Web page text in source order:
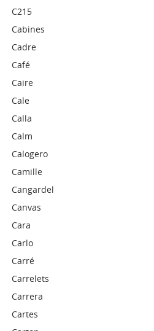
C215
Cabines
Cadre
Café
Caire
Cale
Calla
Calm
Calogero
Camille
Cangardel
Canvas
Cara
Carlo
Carré
Carrelets
Carrera
Cartes